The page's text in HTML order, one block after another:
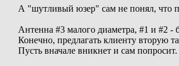
А "шутливый юзер" сам не понял, что
Антенна #3 малого диаметра, #1 и #2 -
Конечно, предлагать клиенту вторую
Пусть вначале вникнет и сам попросит.